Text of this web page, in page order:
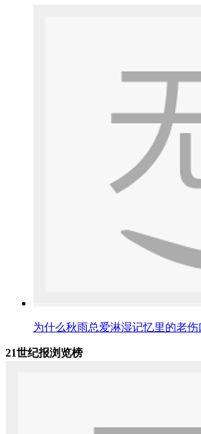
为什么秋雨总爱淋湿记忆里的老伤
21世纪报浏览榜